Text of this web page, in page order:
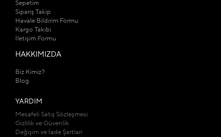
Sepetim
Sipariş Takip
Havale Bildirim Formu
Kargo Takibi
İletişim Formu
HAKKIMIZDA
Biz Kimiz?
Blog
YARDIM
Mesafeli Satış Sözleşmesi
Gizlilik ve Güvenlik
Değişim ve İade Şartları